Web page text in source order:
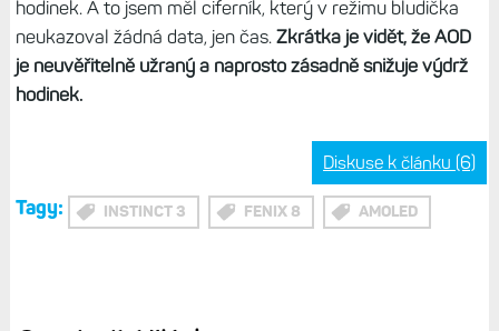
Čtvrtek: kolo 3:03 h
Pátek: kolo 1:20 h
Sobota: kolo 2:10 h
Neděle kolo 2:58 h + síla 30 min (jen I3A)
Celkem 12:46 h s GPS (bez dalších systémů) a hodinka a
půl indoor cvičení. V zásadě je to polovina toho, co by